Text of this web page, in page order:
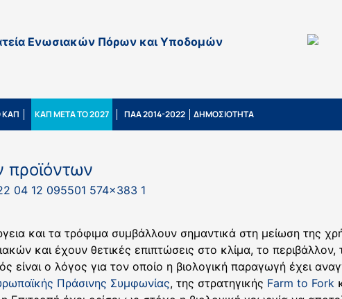
Ενωσιακών Πόρων και Υποδομών
ΚΑΠ ΚΑΠ ΜΕΤΑ ΤΟ 2027 ΠΑΑ 2014-2022 ΔΗΜΟΣΙΟΤΗΤΑ
προϊόντων
και τα τρόφιμα συμβάλλουν σημαντικά στη μείωση της
και έχουν θετικές επιπτώσεις στο κλίμα, το περιβάλλον,
είναι ο λόγος για τον οποίο η βιολογική παραγωγή έχει
Πράσινης Συμφωνίας, της στρατηγικής Farm to Fork